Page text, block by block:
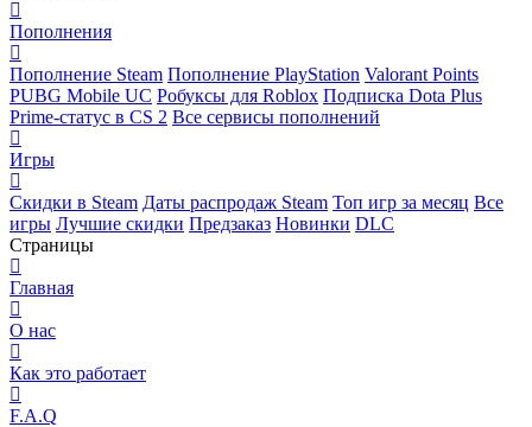
Пополнения
Пополнение Steam Пополнение PlayStation Valorant Points
PUBG Mobile UC Робуксы для Roblox Подписка Dota Plus
Prime-статус в CS 2 Все сервисы пополнений
Игры
Скидки в Steam Даты распродаж Steam Топ игр за месяц Все
игры Лучшие скидки Предзаказ Новинки DLC
Страницы
Главная
О нас
Как это работает
F.A.Q